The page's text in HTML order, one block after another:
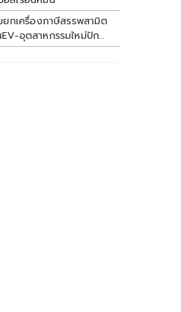
ยกเครื่องภาษีสรรพสามิต
อุตสาหกรรมใหม่ปัก